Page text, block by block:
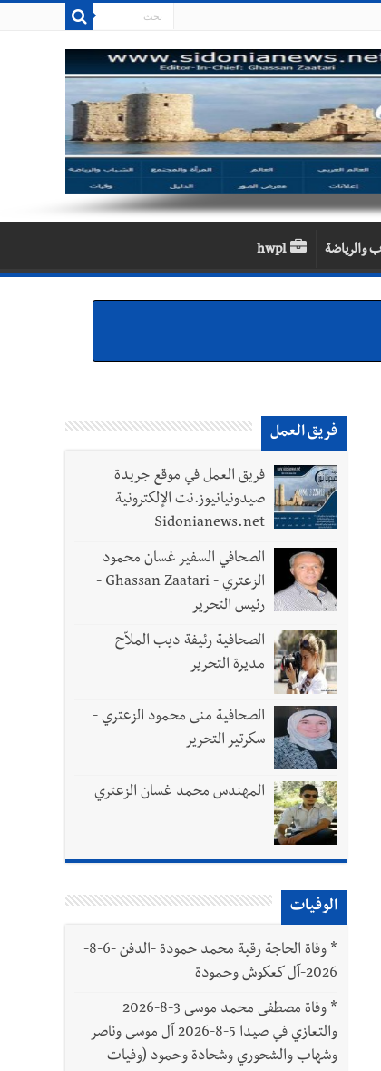
والرياضة hwpl
4 قوانين وزيادات الغلاء| الرئيس عون شدد على تفهم ترامب واردوغان لوضع لبنان وكشف عن
المسار التفاوضي واتفاق مكة على طاولة الإقليم؟ | استهداف الجيش اللبناني
فريق العمل
فريق العمل في موقع جريدة
صيدونيانيوز.نت الإلكترونية
Sidonianews.net
الصحافي السفير غسان محمود
الزعتري - Ghassan Zaatari -
رئيس التحرير
الصحافية رئيفة ديب الملاّح -
مديرة التحرير
الصحافية منى محمود الزعتري -
سكرتير التحرير
المهندس محمد غسان الزعتري
الوفيات
*
وفاة الحاجة رقية محمد حمودة -الدفن -6-8-
2026-آل كعكوش وحمودة
*
وفاة مصطفى محمد موسى 3-8-2026
والتعازي في صيدا 5-8-2026 آل موسى وناصر
وشهاب والشحوري وشحادة وحمود (وفيات